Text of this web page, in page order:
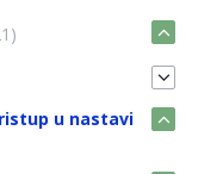
u nastavi